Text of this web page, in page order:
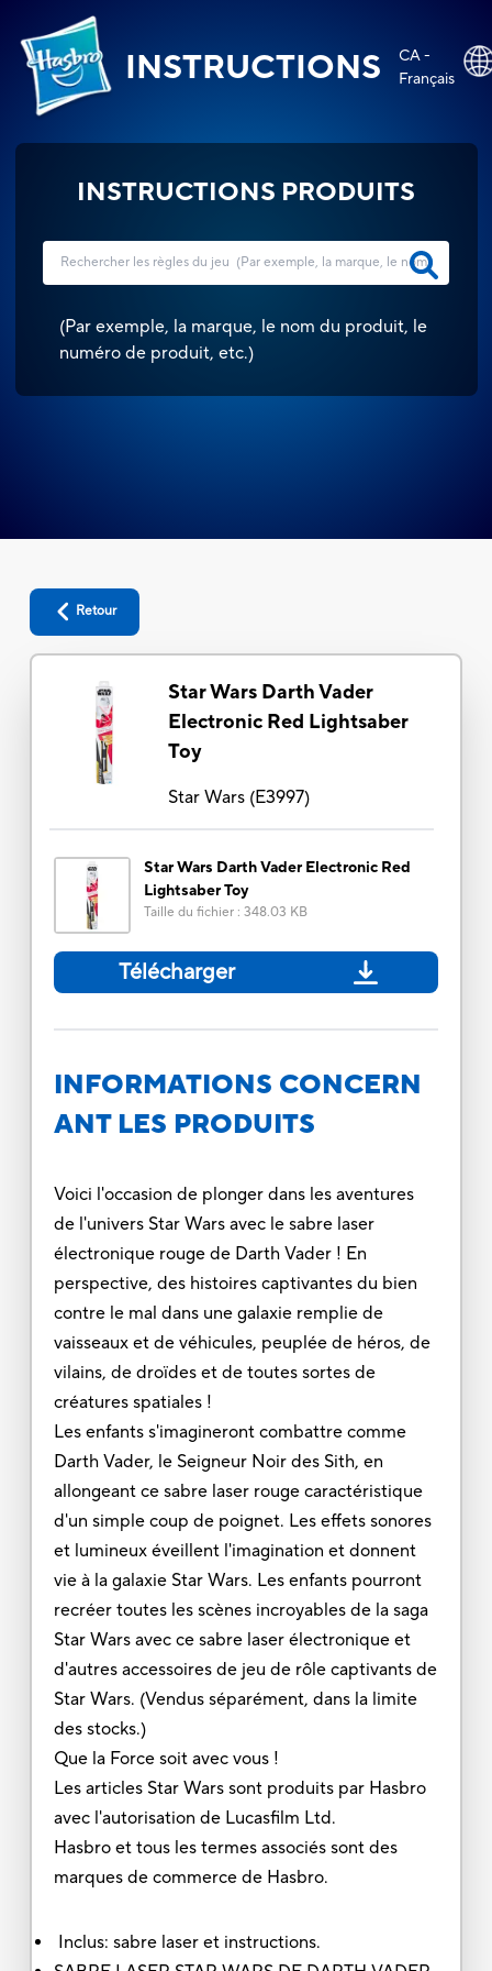
INSTRUCTIONS
CA -
Français
INSTRUCTIONS PRODUITS
(Par exemple, la marque, le nom du produit, le
numéro de produit, etc.)
Retour
Star Wars Darth Vader
Electronic Red Lightsaber
Toy
Star Wars(E3997)
Star Wars Darth Vader Electronic Red
Lightsaber Toy
Taille du fichier: 348.03 KB
Télécharger
INFORMATIONS CONCERN
ANT LES PRODUITS
Voici l'occasion de plonger dans les aventures
de l'univers Star Wars avec le sabre laser
électronique rouge de Darth Vader ! En
perspective, des histoires captivantes du bien
contre le mal dans une galaxie remplie de
vaisseaux et de véhicules, peuplée de héros, de
vilains, de droïdes et de toutes sortes de
créatures spatiales !
Les enfants s'imagineront combattre comme
Darth Vader, le Seigneur Noir des Sith, en
allongeant ce sabre laser rouge caractéristique
d'un simple coup de poignet. Les effets sonores
et lumineux éveillent l'imagination et donnent
vie à la galaxie Star Wars. Les enfants pourront
recréer toutes les scènes incroyables de la saga
Star Wars avec ce sabre laser électronique et
d'autres accessoires de jeu de rôle captivants de
Star Wars. (Vendus séparément, dans la limite
des stocks.)
Que la Force soit avec vous !
Les articles Star Wars sont produits par Hasbro
avec l'autorisation de Lucasfilm Ltd.
Hasbro et tous les termes associés sont des
marques de commerce de Hasbro.
Inclus: sabre laser et instructions.